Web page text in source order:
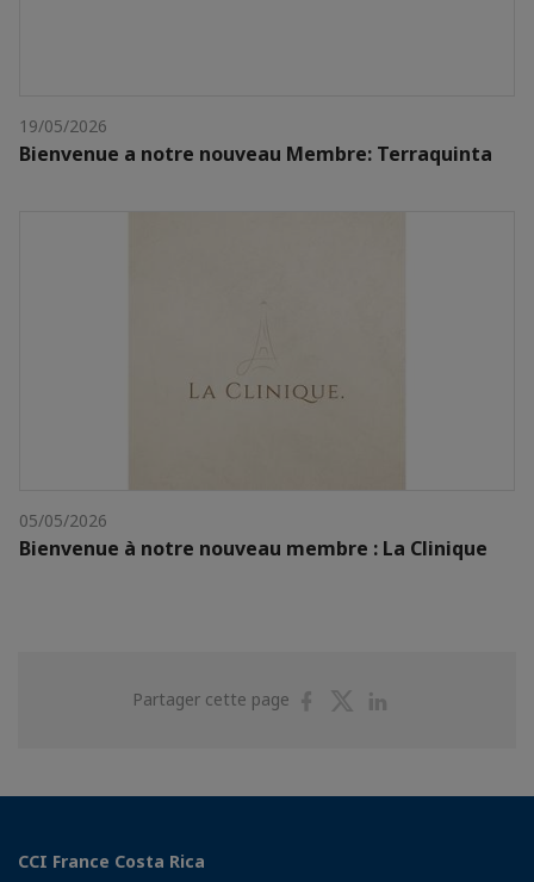
19/05/2026
Bienvenue a notre nouveau Membre: Terraquinta
05/05/2026
Bienvenue à notre nouveau membre : La Clinique
Partager cette page
PartagerPartager
CCI France Costa Rica